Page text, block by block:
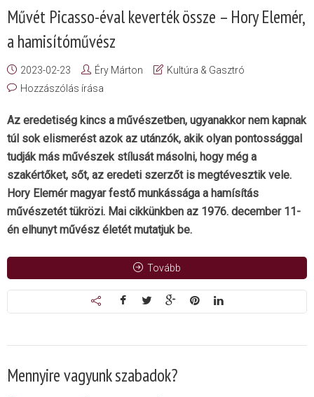
Művét Picasso-éval keverték össze – Hory Elemér,
a hamisítóművész
2023-02-23 Éry Márton
Kultúra & Gasztró
Hozzászólás írása
Az eredetiség kincs a művészetben, ugyanakkor nem kapnak
túl sok elismerést azok az utánzók, akik olyan pontossággal
tudják más művészek stílusát másolni, hogy még a
szakértőket, sőt, az eredeti szerzőt is megtévesztik vele.
Hory Elemér magyar festő munkássága a hamísítás
művészetét tükrözi. Mai cikkünkben az 1976. december 11-
én elhunyt művész életét mutatjuk be.
Tovább
Mennyire vagyunk szabadok?